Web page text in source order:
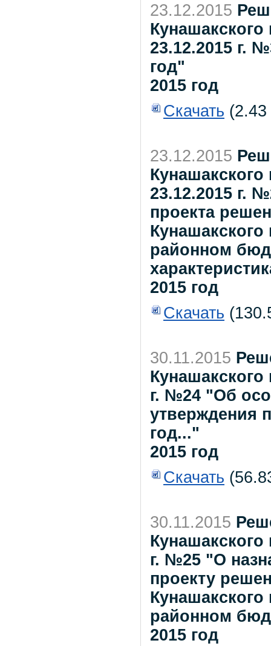
23.12.2015
23.12.2015 г.
год"
2015 год
Скачать
23.12.2015
23.12.2015 г.
проекта
районном
2015 год
Скачать
30.11.2015
Кунашакского
г. №24 "Об
утверждения
год..."
2015 год
Скачать
30.11.2015
Кунашакского
г. №25 "О
проекту
районном
2015 год